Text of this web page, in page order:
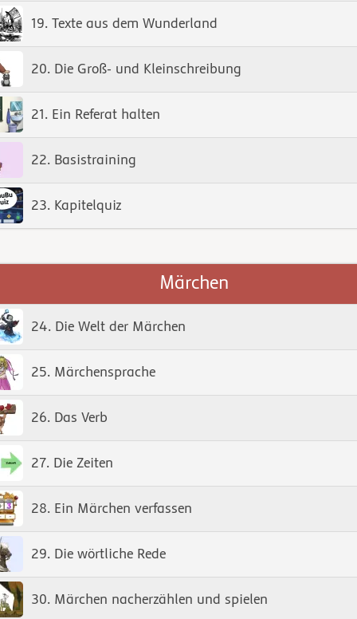
19. Texte aus dem Wunderland
20. Die Groß- und Kleinschreibung
21. Ein Referat halten
22. Basistraining
23. Kapitelquiz
Märchen
24. Die Welt der Märchen
25. Märchensprache
26. Das Verb
27. Die Zeiten
28. Ein Märchen verfassen
29. Die wörtliche Rede
30. Märchen nacherzählen und spielen